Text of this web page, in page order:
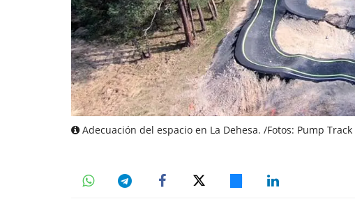
Adecuación del espacio en La Dehesa. /Fotos: Pump